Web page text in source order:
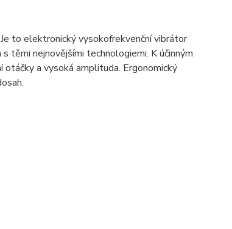
to elektronický vysokofrekvenční vibrátor
těmi nejnovějšími technologiemi. K účinným
a vysoká amplituda. Ergonomický